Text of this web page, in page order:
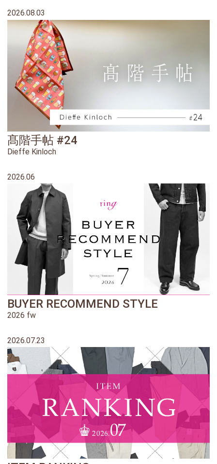
2026.08.03
髙階手帖 #24
Dieffe Kinloch
2026.06
BUYER RECOMMEND STYLE
2026 fw
2026.07.23